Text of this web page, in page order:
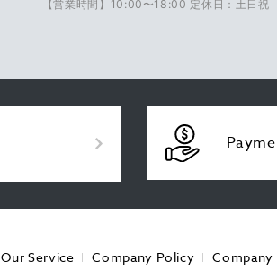
【営業時間】10:00〜18:00 定休日：土日祝
Our Service Company Policy